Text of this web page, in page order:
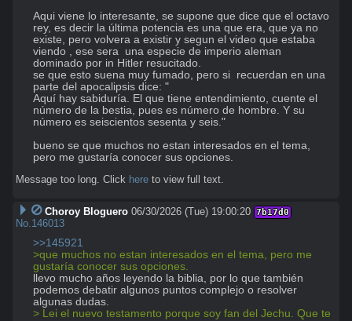
Aqui viene lo interesante, se supone que dice que el octavo
rey, es decir la última potencia es una que era, que ya no
existe, pero volvera a existir y segun el video que estaba
viendo , ese sera  una especie de imperio aleman
dominado por in Hitler resucitado.
se que esto suena muy fumado, pero si  recuerdan en una
parte del apocalipsis dice: "
Aquí hay sabiduría. El que tiene entendimiento, cuente el
número de la bestia, pues es número de hombre. Y su
número es seiscientos sesenta y seis."
bueno se que muchos no estan interesados en el tema,
pero me gustaría conocer sus opciones.
Message too long. Click here to view full text.
Choroy Bloguero 06/30/2026 (Tue) 19:00:20 7b17d0
No. 146013
>>145921
>que muchos no estan interesados en el tema, pero me
gustaría conocer sus opciones.
llevo mucho años leyendo la biblia, por lo que también
podemos debatir algunos puntos complejo o resolver
> Lei el nuevo testamento porque soy fan del Jechu. Que te